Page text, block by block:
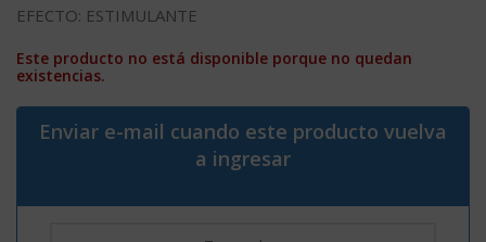
EFECTO: ESTIMULANTE
Este producto no está disponible porque no quedan
existencias.
Enviar e-mail cuando este producto vuelva
a ingresar